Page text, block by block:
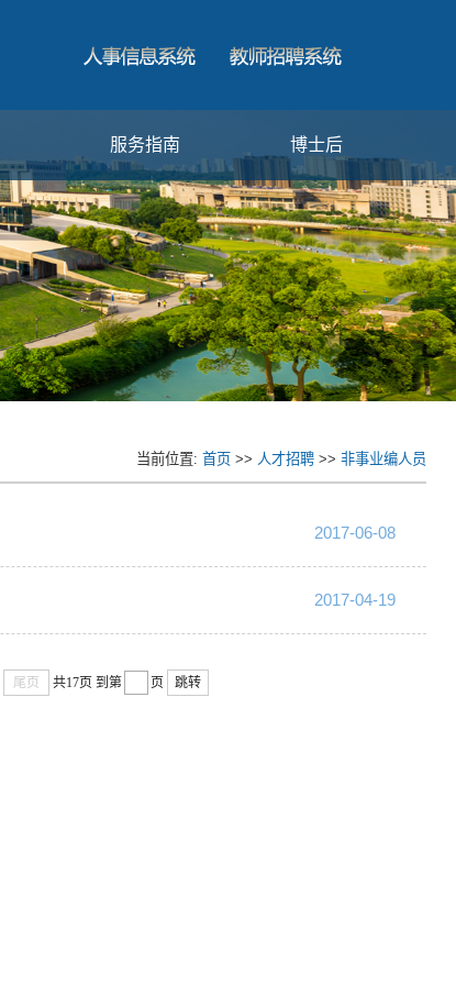
服务指南 博士后
当前位置: 首页 >> 人才招聘 >> 非事业编人员
2017-06-08
2017-04-19
尾页 共17页 到第 页 跳转